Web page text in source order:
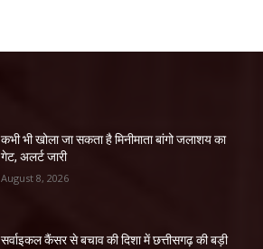
कभी भी खोला जा सकता है मिनीमाता बांगो जलाशय का
गेट, अलर्ट जारी
August 8, 2026
सर्वाइकल कैंसर से बचाव की दिशा में छत्तीसगढ़ की बड़ी